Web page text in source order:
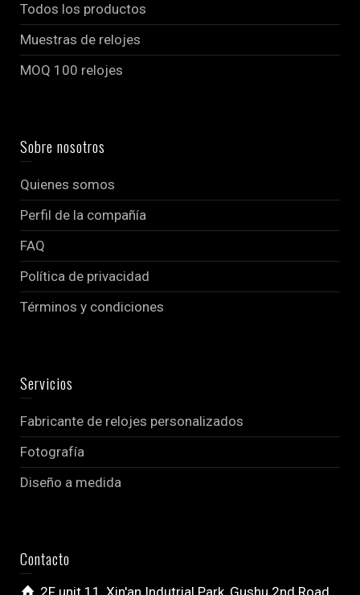
Todos los productos
Muestras de relojes
MOQ 100 relojes
Sobre nosotros
Quienes somos
Perfil de la compañía
FAQ
Política de privacidad
Términos y condiciones
Servicios
Fabricante de relojes personalizados
Fotografía
Diseño a medida
Contacto